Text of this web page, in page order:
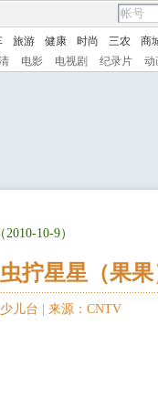
旅游 健康 时尚 三农 商
电影 电视剧 纪录片 动
10-9）
星星（果果
儿台 来源：CNTV